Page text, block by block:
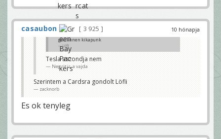
10 hónapja
casaubon 3 925
geci innen kikapunk
Löfli
Tesla aszondja nem
Negritis, a vajda
Szerintem a Cardsra gondolt Löfli
zacknorb
Es ok tenyleg